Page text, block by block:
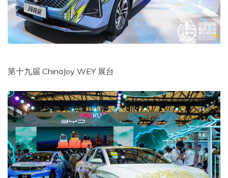
第十九届 ChinaJoy WEY 展台